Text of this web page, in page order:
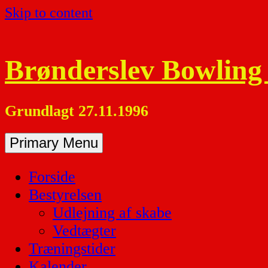
Skip to content
Brønderslev
Grundlagt 27.11.1996
Primary Menu
Forside
Bestyrelsen
Udlejning af skabe
Vedtægter
Træningstider